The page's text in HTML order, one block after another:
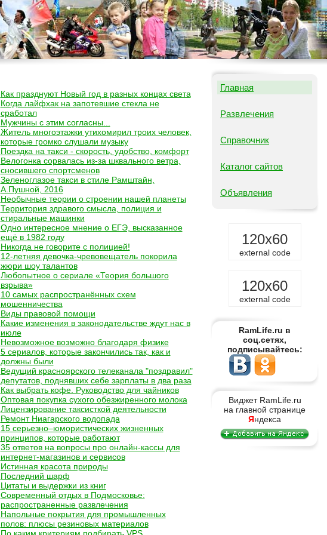
Как празднуют Новый год в разных концах света
Когда лайфхак на запотевшие стекла не
сработал
Мужчины с этим согласны...
Житель многоэтажки утихомирил троих человек,
которые громко слушали музыку
Поездка на такси - скорость, удобство, комфорт
Велогонка сорвалась из-за шквального ветра,
сносившего спортсменов
Зеленоглазое такси в стиле Рамштайн,
А.Пушной, 2016
Необычные теории о строении нашей планеты
Территория здравого смысла, полиция и
стиральные машинки
Одно интересное мнение о ЕГЭ, высказанное
ещё в 1982 году
Никогда не говорите с полицией!
12-летняя девочка-чревовещатель покорила
жюри шоу талантов
Любопытное о сериале «Теория большого
взрыва»
10 самых распространённых схем
мошенничества
Виды правовой помощи
Какие изменения в законодательстве ждут нас в
июле
Невозможное возможно благодаря физике
5 сериалов, которые закончились так, как и
должны были
Ведущий красноярского телеканала "поздравил"
депутатов, поднявших себе зарплаты в два раза
Как выбрать кофе. Руководство для чайников
Оптовая покупка сухого обезжиренного молока
Лицензирование таксисткой деятельности
Ремонт Ниагарского водопада
15 серьезно–юмористических жизненных
принципов, которые работают
35 ответов на вопросы про онлайн-кассы для
интернет-магазинов и сервисов
Истинная красота природы
Последний шарф
Цитаты и выдержки из книг
Современный отдых в Подмосковье:
распространенные развлечения
Напольные покрытия для промышленных
полов: плюсы резиновых материалов
Главная
Развлечения
Справочник
Каталог сайтов
Объявления
120x60
external code
120x60
external code
RamLife.ru в
соц.сетях,
подписывайтесь:
Виджет RamLife.ru
на главной странице
Яндекса